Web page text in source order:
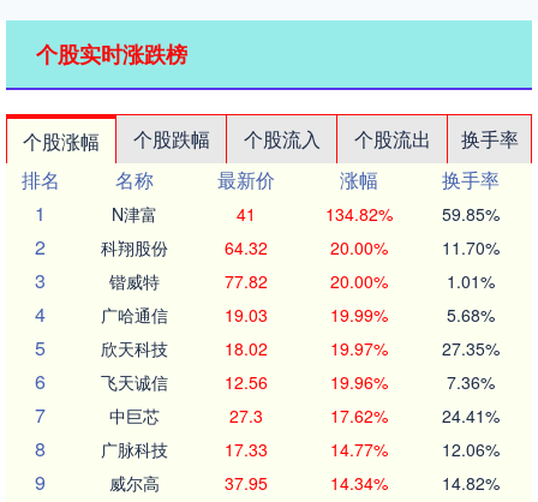
个股实时涨跌榜
个股涨幅 个股跌幅 个股流入 个股流出
换手率
排名
名称 最新价 涨幅
换手率
1
N津富 41 134.82% 59.85%
2 科翔股份 64.32 20.00% 11.70%
3 锴威特 77.82 20.00% 1.01%
4 广哈通信 19.03 19.99% 5.68%
5 欣天科技 18.02 19.97% 27.35%
6 飞天诚信 12.56 19.96% 7.36%
7 中巨芯 27.3 17.62% 24.41%
8 广脉科技 17.33 14.77% 12.06%
9 威尔高 37.95 14.34% 14.82%